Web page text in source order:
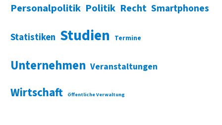
Personalpolitik Politik Recht Smartphones
Statistiken Studien Termine
Unternehmen Veranstaltungen
Wirtschaft Öffentliche Verwaltung